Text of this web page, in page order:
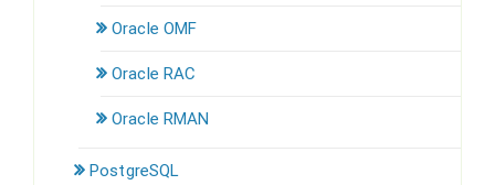
Oracle OMF
Oracle RAC
Oracle RMAN
PostgreSQL